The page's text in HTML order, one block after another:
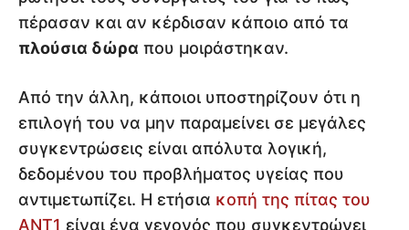
πέρασαν και αν κέρδισαν κάποιο από τα
πλούσια δώρα που μοιράστηκαν.
Από την άλλη, κάποιοι υποστηρίζουν ότι η
επιλογή του να μην παραμείνει σε μεγάλες
συγκεντρώσεις είναι απόλυτα λογική,
δεδομένου του προβλήματος υγείας που
αντιμετωπίζει. Η ετήσια κοπή της πίτας του
ΑΝΤ1 είναι ένα γεγονός που συγκεντρώνει